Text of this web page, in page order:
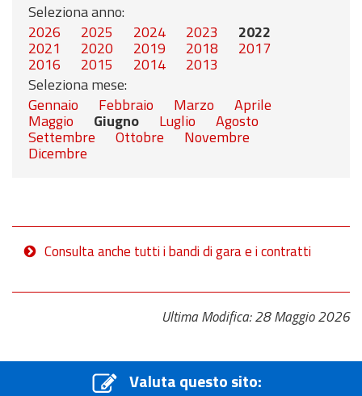
Seleziona anno:
2026
2025 2024 2023 2022
2021 2020 2019 2018 2017
2016 2015 2014
2013
Seleziona mese:
Gennaio
Febbraio Marzo Aprile
Maggio Giugno Luglio Agosto
Settembre Ottobre Novembre
Dicembre
Consulta anche tutti i bandi di gara e i contratti
Ultima Modifica: 28 Maggio 2026
Valuta questo sito: